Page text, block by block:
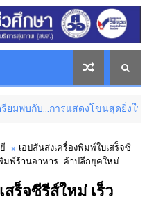
ารแสดงโขนสุดยิ่งใหญ่แห่งปี เรื่อ
เอปสันส่งเครื่องพิมพ์ใบเสร็จซี
มพ์ร้านอาหาร–ค้าปลีกยุคใหม่
ร็จซีรีส์ใหม่ เร็ว